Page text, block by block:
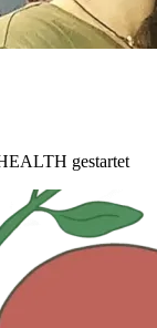
gestartet